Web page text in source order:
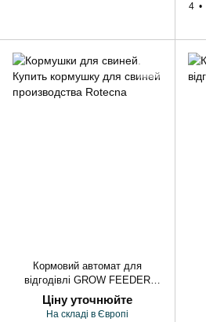
4
Кормовий автомат для
відгодівлі GROW FEEDER
Ціну уточнюйте
На складі в Європі